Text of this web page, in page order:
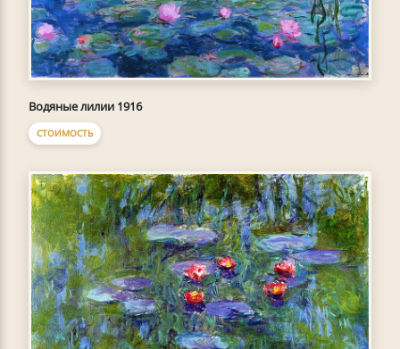
Водяные лилии 1916
СТОИМОСТЬ